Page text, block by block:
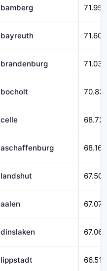
bamberg 71.952
bayreuth 71.601
brandenburg 71.032
bocholt
celle 68.721
aschaffenburg 68.167
landshut 67.509
aalen 67.079
dinslaken 67.065
lippstadt 66.518